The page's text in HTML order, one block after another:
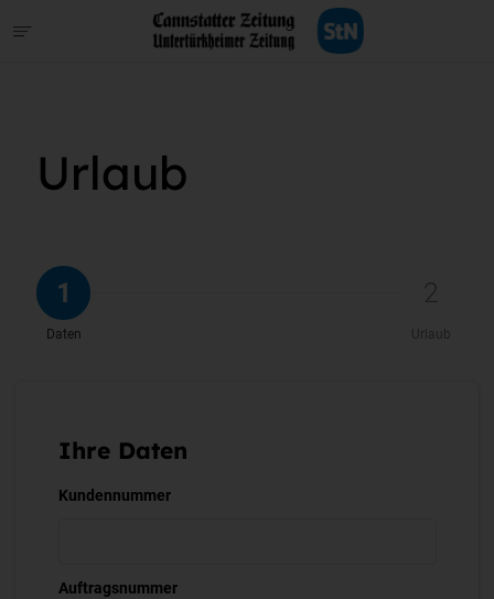
Urlaub
1
Daten
2
Urlaub
Ihre Daten
Kundennummer
Auftragsnummer